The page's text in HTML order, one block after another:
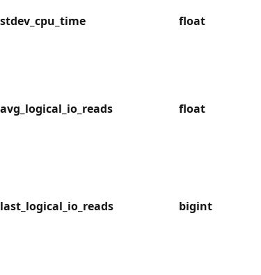
stdev_cpu_time float
avg_logical_io_reads float
last_logical_io_reads bigint